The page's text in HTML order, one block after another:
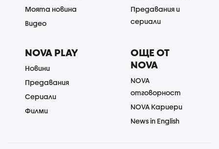
Моята новина
Видео
Предавания и
сериали
NOVA PLAY
Новини
Предавания
Сериали
Филми
ОЩЕ ОТ
NOVA
NOVA
отговорност
NOVA Кариери
News in English